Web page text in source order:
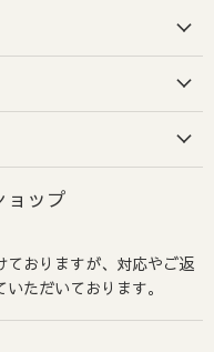
ョップ
おりますが、対応やご返
ただいております。